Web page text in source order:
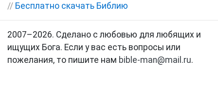
// Бесплатно скачать Библию
2007–2026. Сделано с любовью для любящих и
ищущих Бога. Если у вас есть вопросы или
пожелания, то пишите нам bible-man@mail.ru.